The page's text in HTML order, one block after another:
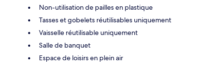
Non-utilisation de pailles en plastique
Tasses et gobelets réutilisables uniquement
Vaisselle réutilisable uniquement
Salle de banquet
Espace de loisirs en plein air